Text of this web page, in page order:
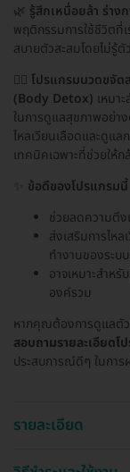
🌿 รู้สึกเหนื่อยล้า ร่าง
พฤติกรรมการใช้ชีวิตที่
สบายตัวสะสมโดยไม่รู้ตัว
💆‍♂️ โปรแกรมนวดขจัด
(Body Detox) เหมา
ในการดูแลสุขภาพอย่า
ไหลเวียนเลือดและดูแ
เทคนิคเฉพาะที่ช่วยให้
ข้อดีของโปรแกรมนี้
ช่วยลดความตึง
ส่งเสริมการไห
ทำงานของระบ
อาจเหมาะสำห
องค์รวม
หากคุณต้องการดูแลตัว
สอบถามรายละเอียด
ประสบการณ์ดีๆ ในกา
รายละเอียด